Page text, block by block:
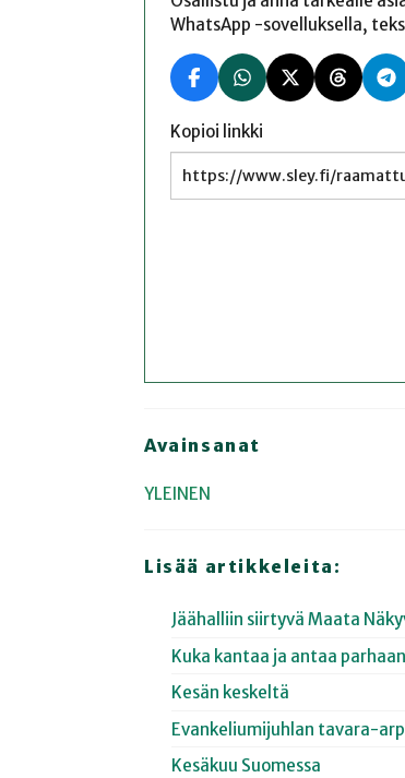
WhatsApp -sovelluksella,
Kopioi linkki
Avainsanat
YLEINEN
Lisää artikkeleita:
Jäähalliin siirtyvä Maata
Kuka kantaa ja antaa
Kesän keskeltä
Evankeliumijuhlan tavara-
Kesäkuu Suomessa